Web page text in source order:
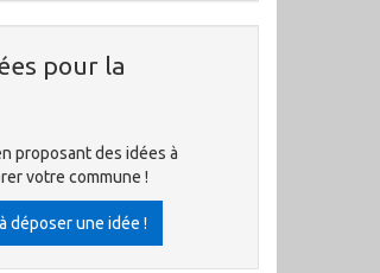
pour la
proposant des idées à
votre commune !
déposer une idée !